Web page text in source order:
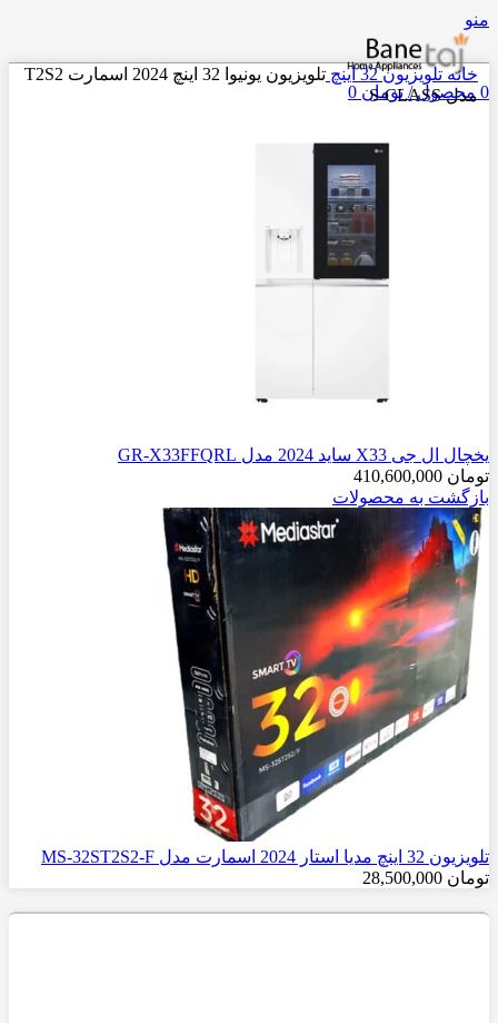
منو
0 محصول / تومان
خانهتلویزیون32 اینچ
تلویزیون یونیوا 32 اینچ 2024 اسمارت T2S2
مدل S-CLASS
یخچال ال جی X33 ساید 2024 مدل GR-X33FFQRL
تومان
بازگشت به محصولات
تلویزیون 32 اینچ مدیا استار 2024 اسمارت مدل MS-32ST2S2-F
تومان